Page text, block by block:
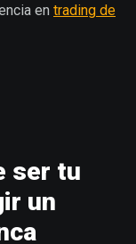
en trading de
ser tu
un